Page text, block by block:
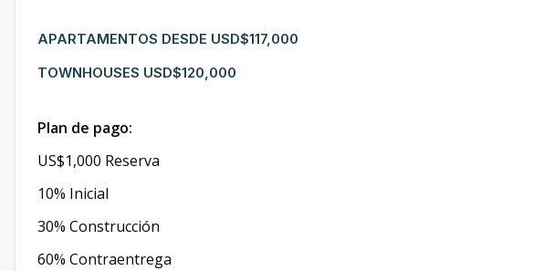
APARTAMENTOS DESDE USD$117,000
TOWNHOUSES USD$120,000
Plan de pago:
US$1,000 Reserva
10% Inicial
30% Construcción
60% Contraentrega